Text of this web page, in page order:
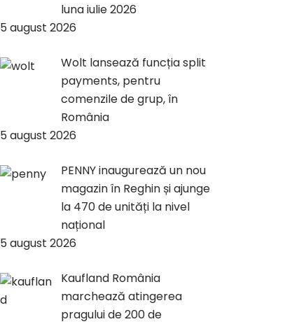
luna iulie 2026
5 august 2026
Wolt lansează funcția split
payments, pentru
comenzile de grup, în
România
5 august 2026
PENNY inaugurează un nou
magazin în Reghin și ajunge
la 470 de unități la nivel
național
5 august 2026
Kaufland România
marchează atingerea
pragului de 200 de